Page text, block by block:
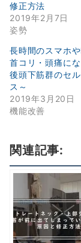
修正方法
2019年2月7日
姿勢
長時間のスマホ
首コリ・頭痛に
後頭下筋群のセ
ス～
2019年3月20日
機能改善
関連記事: